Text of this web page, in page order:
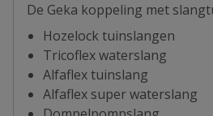
De Geka koppeling met
Hozelock tuinslangen
Tricoflex waterslang
Alfaflex tuinslang
Alfaflex super waterslang